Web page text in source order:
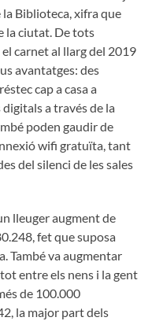
la Biblioteca, xifra que
la ciutat. De tots
carnet al llarg del 2019
avantatges: des
cap a casa a
a través de la
poden gaudir de
wifi gratuïta, tant
del silenci de les sales
lleuger augment de
fet que suposa
També va augmentar
entre els nens i la gent
de 100.000
la major part dels